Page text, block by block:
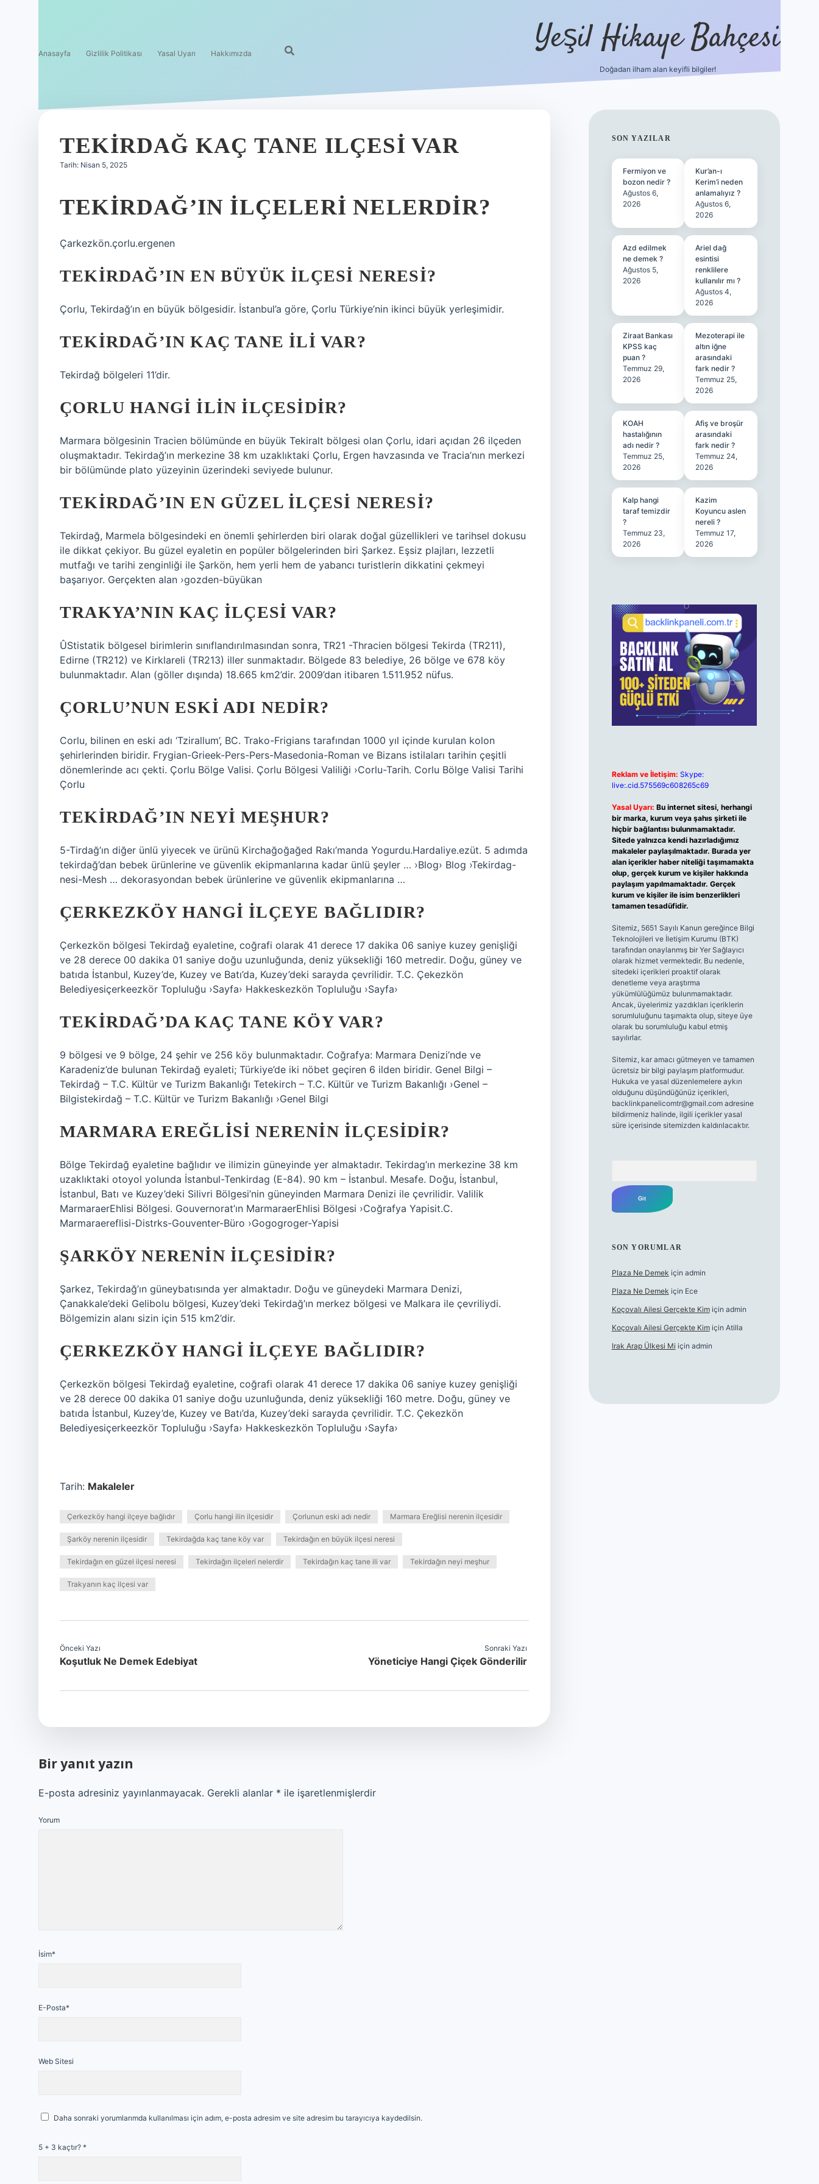
Anasayfa Gizlilik Politikası Yasal Uyarı Hakkımızda Yeşil Hikaye Bahçesi
Doğadan ilham alan keyifli bilgiler!
TEKIRDAĞ KAÇ TANE ILÇESI VAR
Tarih: Nisan 5, 2025
TEKIRDAĞ’IN ILÇELERI NELERDIR?
Çarkezkön.çorlu.ergenen
TEKIRDAĞ’IN EN BÜYÜK ILÇESI NERESI?
Çorlu, Tekirdağ’ın en büyük bölgesidir. İstanbul’a göre, Çorlu Türkiye’nin ikinci büyük yerleşimidir.
TEKIRDAĞ’IN KAÇ TANE ILI VAR?
Tekirdağ bölgeleri 11’dir.
ÇORLU HANGI ILIN ILÇESIDIR?
Marmara bölgesinin Tracien bölümünde en büyük Tekiralt bölgesi olan Çorlu, idari açıdan 26 ilçeden
oluşmaktadır. Tekirdağ’ın merkezine 38 km uzaklıktaki Çorlu, Ergen havzasında ve Tracia’nın merkezi
bir bölümünde plato yüzeyinin üzerindeki seviyede bulunur.
TEKIRDAĞ’IN EN GÜZEL ILÇESI NERESI?
Tekirdağ, Marmela bölgesindeki en önemli şehirlerden biri olarak doğal güzellikleri ve tarihsel dokusu
ile dikkat çekiyor. Bu güzel eyaletin en popüler bölgelerinden biri Şarkez. Eşsiz plajları, lezzetli
mutfağı ve tarihi zenginliği ile Şarkön, hem yerli hem de yabancı turistlerin dikkatini çekmeyi
başarıyor. Gerçekten alan ›gozden-büyükan
TRAKYA’NIN KAÇ ILÇESI VAR?
ÛStistatik bölgesel birimlerin sınıflandırılmasından sonra, TR21 -Thracien bölgesi Tekirda (TR211),
Edirne (TR212) ve Kirklareli (TR213) iller sunmaktadır. Bölgede 83 belediye, 26 bölge ve 678 köy
bulunmaktadır. Alan (göller dışında) 18.665 km2’dir. 2009’dan itibaren 1.511.952 nüfus.
ÇORLU’NUN ESKI ADI NEDIR?
Corlu, bilinen en eski adı ‘Tzirallum’, BC. Trako-Frigians tarafından 1000 yıl içinde kurulan kolon
şehirlerinden biridir. Frygian-Grieek-Pers-Pers-Masedonia-Roman ve Bizans istilaları tarihin çeşitli
dönemlerinde acı çekti. Çorlu Bölge Valisi. Çorlu Bölgesi Valiliği ›Corlu-Tarih. Corlu Bölge Valisi Tarihi
Çorlu
TEKIRDAĞ’IN NEYI MEŞHUR?
5-Tirdağ’ın diğer ünlü yiyecek ve ürünü Kirchağoğağed Rakı’manda Yogurdu.Hardaliye.ezüt. 5 adımda
tekirdağ’dan bebek ürünlerine ve güvenlik ekipmanlarına kadar ünlü şeyler … ›Blog› Blog ›Tekirdag-
nesi-Mesh … dekorasyondan bebek ürünlerine ve güvenlik ekipmanlarına …
ÇERKEZKÖY HANGI ILÇEYE BAĞLIDIR?
Çerkezkön bölgesi Tekirdağ eyaletine, coğrafi olarak 41 derece 17 dakika 06 saniye kuzey genişliği
ve 28 derece 00 dakika 01 saniye doğu uzunluğunda, deniz yüksekliği 160 metredir. Doğu, güney ve
batıda İstanbul, Kuzey’de, Kuzey ve Batı’da, Kuzey’deki sarayda çevrilidir. T.C. Çekezkön
Belediyesiçerkeezkör Topluluğu ›Sayfa› Hakkeskezkön Topluluğu ›Sayfa›
TEKIRDAĞ’DA KAÇ TANE KÖY VAR?
9 bölgesi ve 9 bölge, 24 şehir ve 256 köy bulunmaktadır. Coğrafya: Marmara Denizi’nde ve
Karadeniz’de bulunan Tekirdağ eyaleti; Türkiye’de iki nöbet geçiren 6 ilden biridir. Genel Bilgi –
Tekirdağ – T.C. Kültür ve Turizm Bakanlığı Tetekirch – T.C. Kültür ve Turizm Bakanlığı ›Genel –
Bilgistekirdağ – T.C. Kültür ve Turizm Bakanlığı ›Genel Bilgi
MARMARA EREĞLISI NERENIN ILÇESIDIR?
Bölge Tekirdağ eyaletine bağlıdır ve ilimizin güneyinde yer almaktadır. Tekirdag’ın merkezine 38 km
uzaklıktaki otoyol yolunda İstanbul-Tenkirdag (E-84). 90 km – İstanbul. Mesafe. Doğu, İstanbul,
İstanbul, Batı ve Kuzey’deki Silivri Bölgesi’nin güneyinden Marmara Denizi ile çevrilidir. Valilik
MarmaraerEhlisi Bölgesi. Gouvernorat’ın MarmaraerEhlisi Bölgesi ›Coğrafya Yapisit.C.
Marmaraereflisi-Distrks-Gouventer-Büro ›Gogogroger-Yapisi
ŞARKÖY NERENIN ILÇESIDIR?
Şarkez, Tekirdağ’ın güneybatısında yer almaktadır. Doğu ve güneydeki Marmara Denizi,
Çanakkale’deki Gelibolu bölgesi, Kuzey’deki Tekirdağ’ın merkez bölgesi ve Malkara ile çevriliydi.
Bölgemizin alanı sizin için 515 km2’dir.
ÇERKEZKÖY HANGI ILÇEYE BAĞLIDIR?
Çerkezkön bölgesi Tekirdağ eyaletine, coğrafi olarak 41 derece 17 dakika 06 saniye kuzey genişliği
ve 28 derece 00 dakika 01 saniye doğu uzunluğunda, deniz yüksekliği 160 metre. Doğu, güney ve
batıda İstanbul, Kuzey’de, Kuzey ve Batı’da, Kuzey’deki sarayda çevrilidir. T.C. Çekezkön
Belediyesiçerkeezkör Topluluğu ›Sayfa› Hakkeskezkön Topluluğu ›Sayfa›
Tarih: Makaleler
Çerkezköy hangi ilçeye bağlıdır Çorlu hangi ilin ilçesidir Çorlunun eski adı nedir Marmara Ereğlisi nerenin ilçesidir
Şarköy nerenin ilçesidir Tekirdağda kaç tane köy var Tekirdağın en büyük ilçesi neresi
Tekirdağın en güzel ilçesi neresi Tekirdağın ilçeleri nelerdir Tekirdağın kaç tane ili var Tekirdağın neyi meşhur
Trakyanın kaç ilçesi var
Önceki Yazı
Koşutluk Ne Demek Edebiyat
Sonraki Yazı
Yöneticiye Hangi Çiçek Gönderilir
Bir yanıt yazın
E-posta adresiniz yayınlanmayacak. Gerekli alanlar * ile işaretlenmişlerdir
Yorum
İsim*
E-Posta*
Web Sitesi
Daha sonraki yorumlarımda kullanılması için adım, e-posta adresim ve site adresim bu tarayıcıya kaydedilsin.
5 + 3 kaçtır? *
SIDEBAR
SON YAZILAR
Fermiyon ve
bozon nedir ?
Ağustos 6,
2026
Kur’an-ı
Kerim’i neden
anlamalıyız ?
Ağustos 6,
2026
Azd edilmek
ne demek ?
Ağustos 5,
2026
Ariel dağ
esintisi
renklilere
kullanılır mı ?
Ağustos 4,
2026
Ziraat Bankası
KPSS kaç
puan ?
Temmuz 29,
2026
Mezoterapi ile
altın iğne
arasındaki
fark nedir ?
Temmuz 25,
2026
KOAH
hastalığının
adı nedir ?
Temmuz 25,
2026
Afiş ve broşür
arasındaki
fark nedir ?
Temmuz 24,
2026
Kalp hangi
taraf temizdir
?
Temmuz 23,
2026
Kazim
Koyuncu aslen
nereli ?
Temmuz 17,
2026
Reklam ve İletişim: Skype:
live:.cid.575569c608265c69
Yasal Uyarı: Bu internet sitesi, herhangi
bir marka, kurum veya şahıs şirketi ile
hiçbir bağlantısı bulunmamaktadır.
Sitede yalnızca kendi hazırladığımız
makaleler paylaşılmaktadır. Burada yer
alan içerikler haber niteliği taşımamakta
olup, gerçek kurum ve kişiler hakkında
paylaşım yapılmamaktadır. Gerçek
kurum ve kişiler ile isim benzerlikleri
tamamen tesadüfidir.
Sitemiz, 5651 Sayılı Kanun gereğince Bilgi
Teknolojileri ve İletişim Kurumu (BTK)
tarafından onaylanmış bir Yer Sağlayıcı
olarak hizmet vermektedir. Bu nedenle,
sitedeki içerikleri proaktif olarak
denetleme veya araştırma
yükümlülüğümüz bulunmamaktadır.
Ancak, üyelerimiz yazdıkları içeriklerin
sorumluluğunu taşımakta olup, siteye üye
olarak bu sorumluluğu kabul etmiş
sayılırlar.
Sitemiz, kar amacı gütmeyen ve tamamen
ücretsiz bir bilgi paylaşım platformudur.
Hukuka ve yasal düzenlemelere aykırı
olduğunu düşündüğünüz içerikleri,
backlinkpanelicomtr@gmail.comadresine
bildirmeniz halinde, ilgili içerikler yasal
süre içerisinde sitemizden kaldırılacaktır.
SON YORUMLAR
Plaza Ne Demek için admin
Plaza Ne Demek için Ece
Koçovalı Ailesi Gerçekte Kimiçin admin
Koçovalı Ailesi Gerçekte Kimiçin Atilla
Irak Arap Ülkesi Mi için admin
ilbet mobil